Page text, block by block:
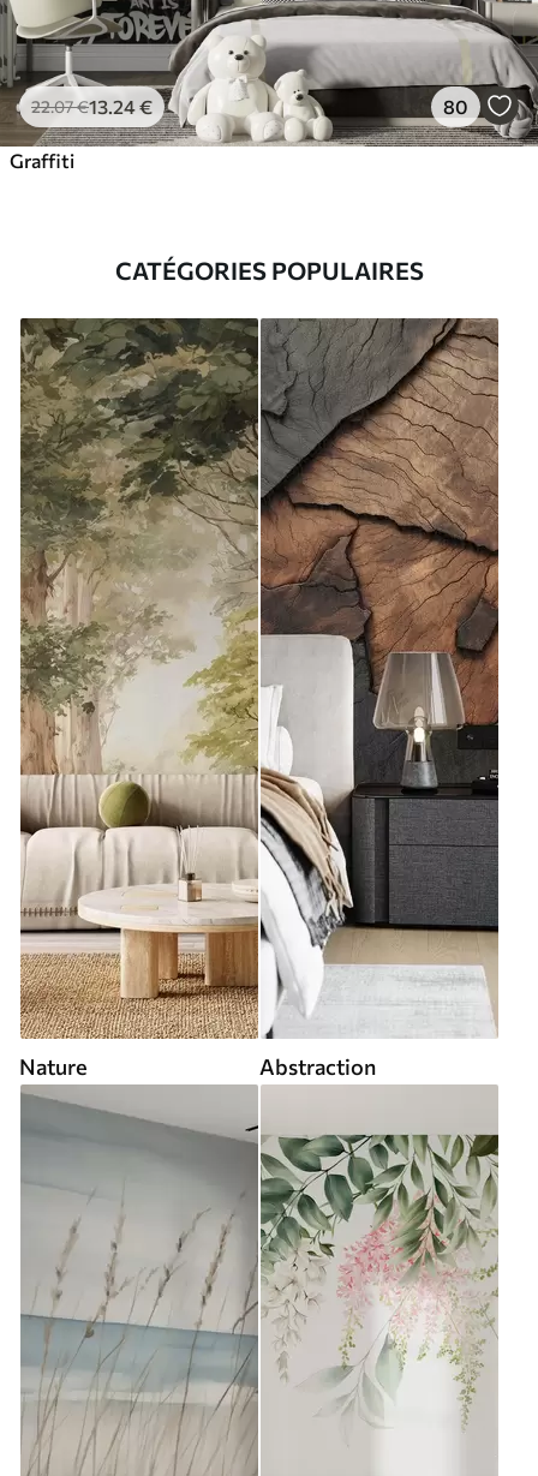
22.07€13.24€ 80
Graffiti
CATÉGORIES POPULAIRES
Nature Abstraction